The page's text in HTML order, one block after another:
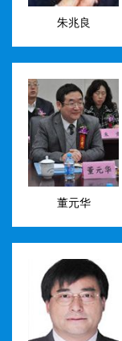
朱兆良
董元华